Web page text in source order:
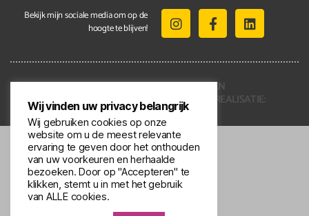
Bekijk mijn sociale media om op de
hoogte te blijven!
2021 © ALLE RECHTEN
VOORBEHOUDEN | REALISATIE:
KENNMERKEND
Wij vinden uw privacy belangrijk
Wij gebruiken cookies op onze
website om u de meest relevante
ervaring te geven door het onthouden
van uw voorkeuren en herhaalde
bezoeken. Door op "Accepteren" te
klikken, stemt u in met het gebruik
van ALLE cookies.